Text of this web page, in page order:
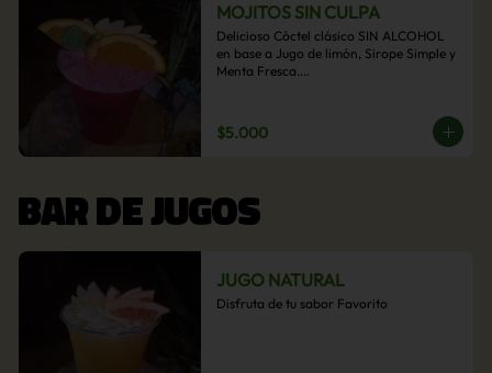
MOJITOS SIN CULPA
Delicioso Cóctel clásico SIN ALCOHOL
en base a Jugo de limón, Sirope Simple y
Menta Fresca.
$5.000
BAR DE JUGOS
JUGO NATURAL
Disfruta de tu sabor Favorito